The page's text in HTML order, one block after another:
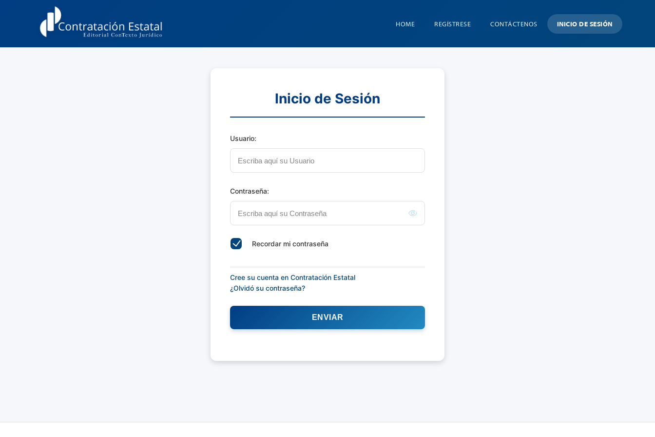
HOME REGÍSTRESE CONTÁCTENOS INICIO DE SESIÓN
Inicio de Sesión
Usuario:
Contraseña:
Recordar mi contraseña
Cree su cuenta en Contratación Estatal
¿Olvidó su contraseña?